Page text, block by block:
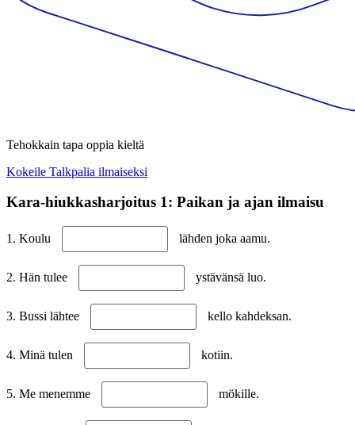
Tehokkain tapa oppia kieltä
Kokeile Talkpalia ilmaiseksi
Kara-hiukkasharjoitus 1: Paikan ja ajan ilmaisu
1. Koulu lähden joka aamu.
2. Hän tulee ystävänsä luo.
3. Bussi lähtee kello kahdeksan.
4. Minä tulen kotiin.
5. Me menemme mökille.